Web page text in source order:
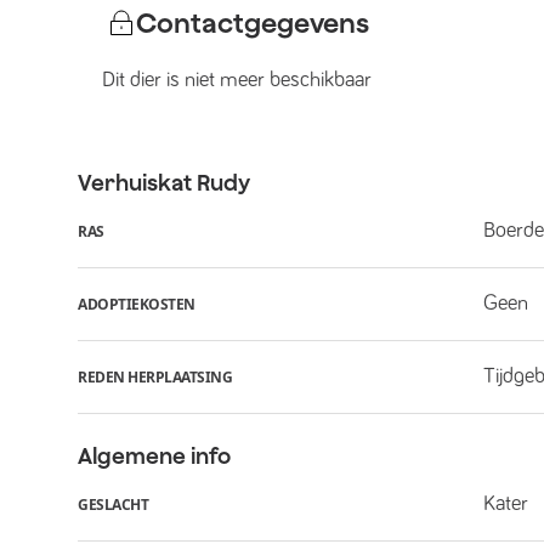
Contactgegevens
Dit dier is niet meer beschikbaar
Verhuiskat Rudy
RAS
ADOPTIEKOSTEN Geen
REDEN HERPLAATSING
Algemene info
GESLACHT Kater